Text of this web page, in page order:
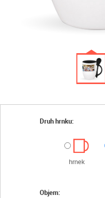
Druh hrnku:
hrnek
Objem: